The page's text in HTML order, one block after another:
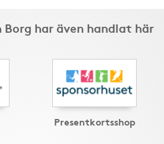
har även handlat här
Presentkortsshop